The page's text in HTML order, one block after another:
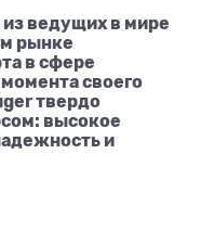
из ведущих в мире
рынке
в сфере
своего
твердо
высокое
и